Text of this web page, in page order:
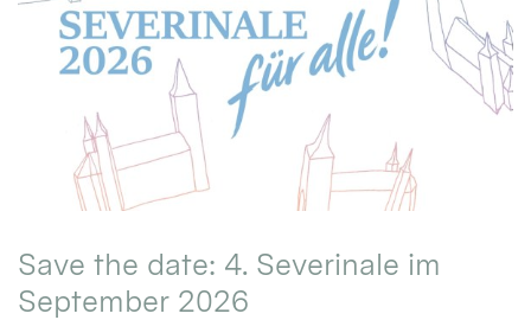
Save the date: 4. Severinale im
September 2026